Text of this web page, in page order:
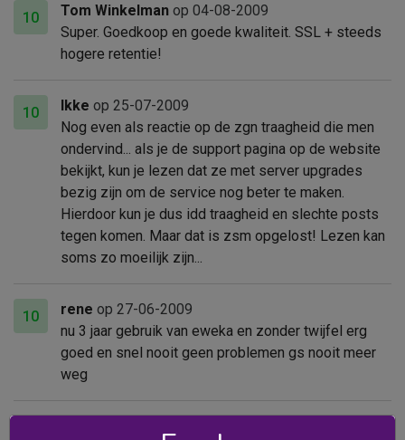
10 Tom Winkelman op 04-08-2009
Super. Goedkoop en goede kwaliteit. SSL + steeds
hogere retentie!
10 Ikke op 25-07-2009
Nog even als reactie op de zgn traagheid die men
ondervind... als je de support pagina op de website
bekijkt, kun je lezen dat ze met server upgrades
bezig zijn om de service nog beter te maken.
Hierdoor kun je dus idd traagheid en slechte posts
tegen komen. Maar dat is zsm opgelost! Lezen kan
soms zo moeilijk zijn...
10 rene op 27-06-2009
nu 3 jaar gebruik van eweka en zonder twijfel erg
goed en snel nooit geen problemen gs nooit meer
weg